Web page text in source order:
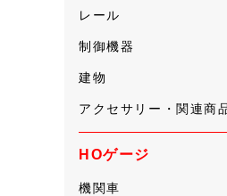
レール
制御機器
建物
アクセサリー・関連商
HOゲージ
機関車